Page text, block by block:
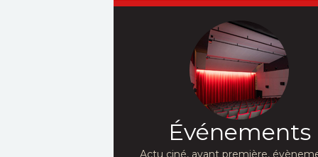
Événements
Actu ciné, avant première,